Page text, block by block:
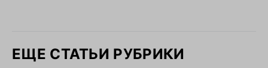
ЕЩЕ СТАТЬИ РУБРИКИ